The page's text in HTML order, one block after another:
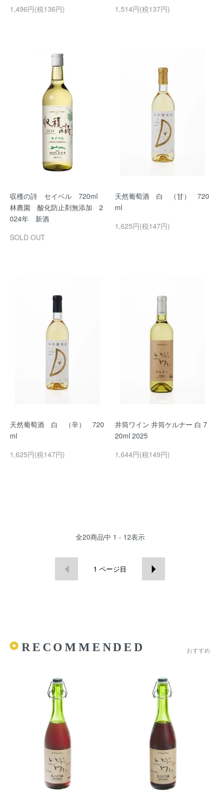
1,496円(税136円)
1,514円(税137円)
収穫の詩 セイベル 720ml
林農園 酸化防止剤無添加 2
024年 新酒
SOLD OUT
天然葡萄酒 白 （甘） 720
ml
1,625円(税147円)
天然葡萄酒 白 （辛） 720
ml
1,625円(税147円)
井筒ワイン 井筒ケルナー 白 7
20ml 2025
1,644円(税149円)
全20商品中 1 - 12表示
1 ページ目
RECOMMENDED おすすめ